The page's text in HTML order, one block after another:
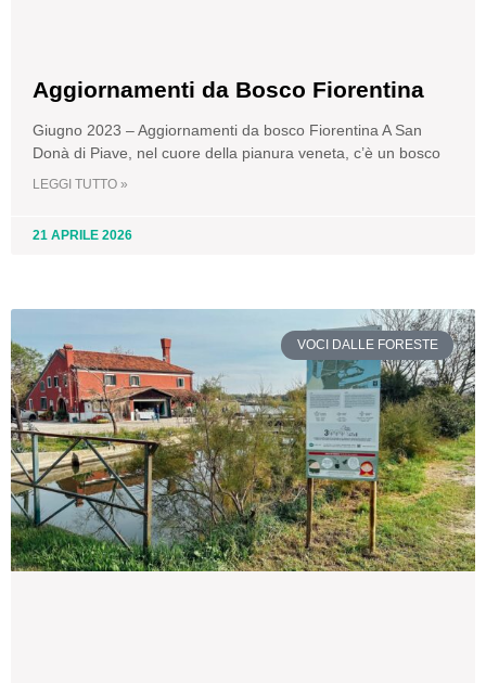
Aggiornamenti da Bosco Fiorentina
Giugno 2023 – Aggiornamenti da bosco Fiorentina A San
Donà di Piave, nel cuore della pianura veneta, c’è un bosco
LEGGI TUTTO »
21 APRILE 2026
VOCI DALLE FORESTE